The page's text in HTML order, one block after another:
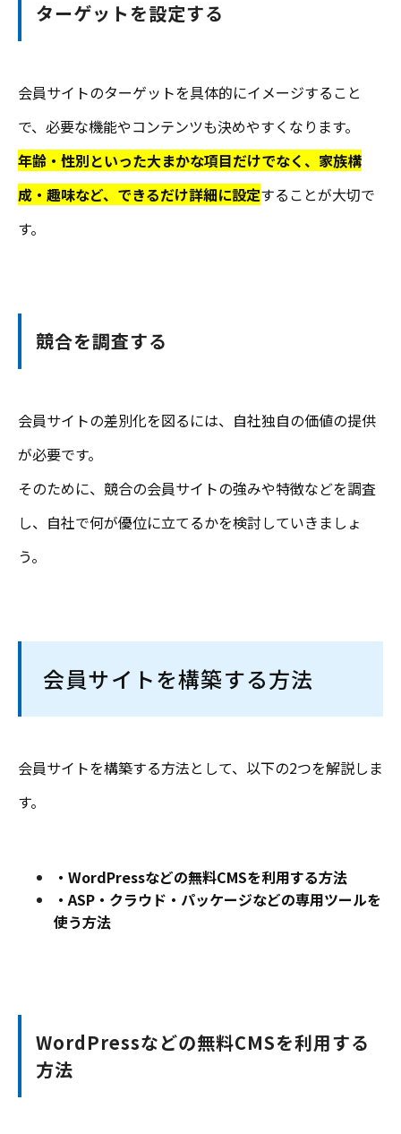
ターゲットを設定する
会員サイトのターゲットを具体的にイメージすること
で、必要な機能やコンテンツも決めやすくなります。
年齢・性別といった大まかな項目だけでなく、家族構
成・趣味など、できるだけ詳細に設定することが大切で
す。
競合を調査する
会員サイトの差別化を図るには、自社独自の価値の提供
が必要です。
そのために、競合の会員サイトの強みや特徴などを調査
し、自社で何が優位に立てるかを検討していきましょ
う。
会員サイトを構築する方法
会員サイトを構築する方法として、以下の2つを解説しま
す。
・WordPressなどの無料CMSを利用する方法
・ASP・クラウド・パッケージなどの専用ツールを
使う方法
WordPressなどの無料CMSを利用する
方法